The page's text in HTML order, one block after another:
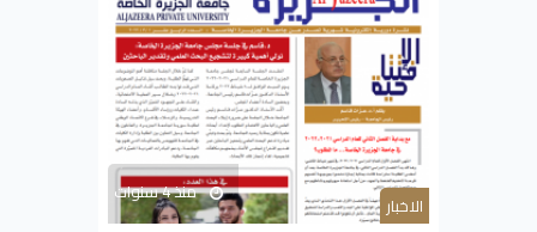
الاخبار منذ 4 سنوات